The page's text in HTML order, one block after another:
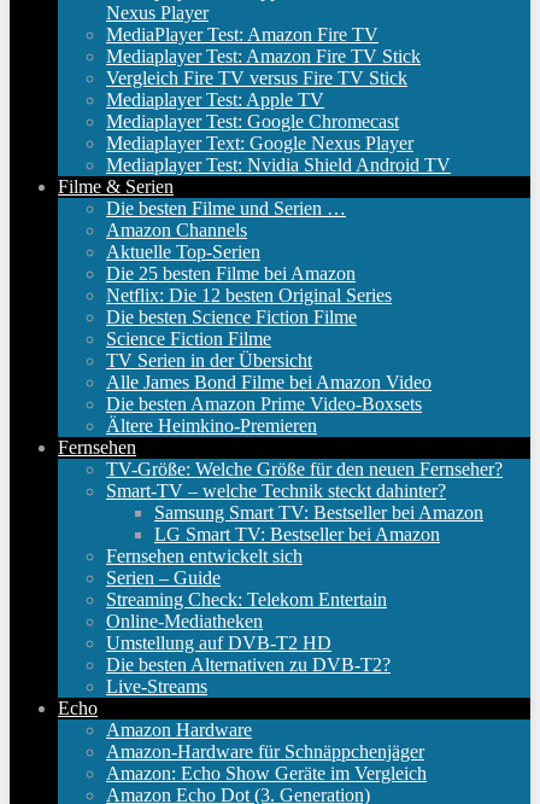
Nexus Player
MediaPlayer Test: Amazon Fire TV
Mediaplayer Test: Amazon Fire TV Stick
Vergleich Fire TV versus Fire TV Stick
Mediaplayer Test: Apple TV
Mediaplayer Test: Google Chromecast
Mediaplayer Text: Google Nexus Player
Mediaplayer Test: Nvidia Shield Android TV
Filme & Serien
Die besten Filme und Serien …
Amazon Channels
Aktuelle Top-Serien
Die 25 besten Filme bei Amazon
Netflix: Die 12 besten Original Series
Die besten Science Fiction Filme
Science Fiction Filme
TV Serien in der Übersicht
Alle James Bond Filme bei Amazon Video
Die besten Amazon Prime Video-Boxsets
Ältere Heimkino-Premieren
Fernsehen
TV-Größe: Welche Größe für den neuen Fernseher?
Smart-TV – welche Technik steckt dahinter?
Samsung Smart TV: Bestseller bei Amazon
LG Smart TV: Bestseller bei Amazon
Fernsehen entwickelt sich
Serien – Guide
Streaming Check: Telekom Entertain
Online-Mediatheken
Umstellung auf DVB-T2 HD
Die besten Alternativen zu DVB-T2?
Live-Streams
Echo
Amazon Hardware
Amazon-Hardware für Schnäppchenjäger
Amazon: Echo Show Geräte im Vergleich
Amazon Echo Dot (3. Generation)